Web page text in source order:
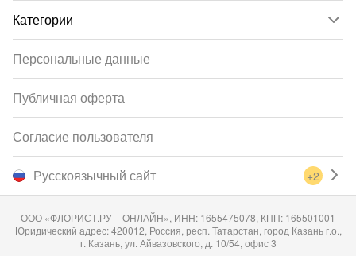
Категории
Русскоязычный сайт +2
Персональные данные
Публичная оферта
Согласие пользователя
ООО «ФЛОРИСТ.РУ – ОНЛАЙН», ИНН: 1655475078, КПП: 165501001
Юридический адрес: 420012, Россия, респ. Татарстан, город Казань г.о.,
г. Казань, ул. Айвазовского, д. 10/54, офис 3